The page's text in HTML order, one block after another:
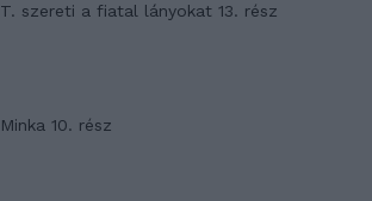
T. szereti a fiatal lányokat 13. rész
Minka 10. rész